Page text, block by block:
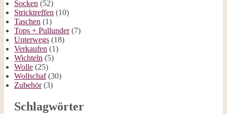
Socken (52)
Stricktreffen (10)
Taschen (1)
Tops + Pullunder(7)
Unterwegs (18)
Verkaufen (1)
Wichteln (5)
Wolle (25)
Wollschaf(30)
Zubehör(3)
Schlagwörter